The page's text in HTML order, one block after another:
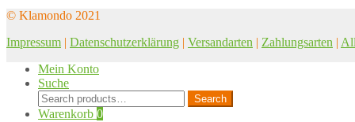
© Klamondo 2021
Impressum | Datenschutzerklärung | Versandarten | Zahlungsarten |
Mein Konto
Suche
Search
for:
Search
Warenkorb 0